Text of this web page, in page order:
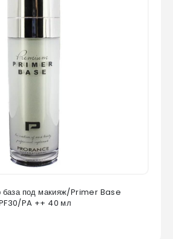
под макияж/Primer Base
PA ++ 40 мл